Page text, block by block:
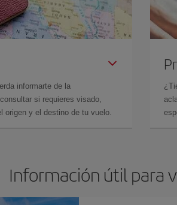
informarte de la
si requieres visado,
origen y el destino de tu vuelo.
Información útil para